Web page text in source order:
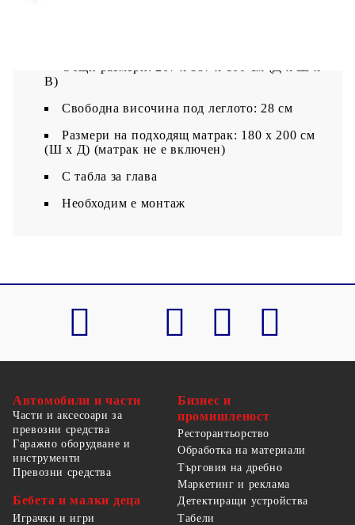
В)
Свободна височина под леглото: 28 см
Размери на подходящ матрак: 180 x 200 см
(Ш x Д) (матрак не е включен)
С табла за глава
Необходим е монтаж
Автомобили и части
Части и аксесоари за
превозни средства
Гаражно оборудване и
инструменти
Превозни средства
Бебета и малки деца
Играчки и игри
Бизнес и
промишленост
Ресторантьорство
Обработка на материали
Търговия на дребно
Маркетинг и реклама
Детектиращи устройства
Табели